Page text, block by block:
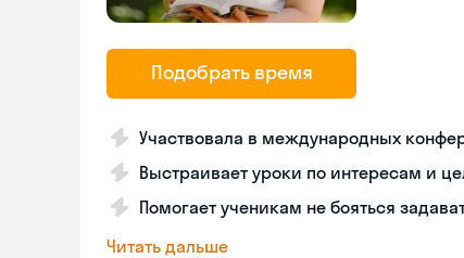
Подобрать время
Участвовала в международных
Выстраивает уроки по интересам и
Помогает ученикам не бояться
Читать дальше